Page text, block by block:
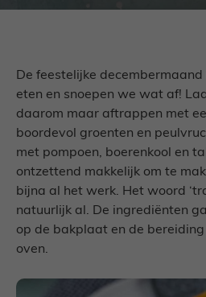
De feestelijke
eten en snoepen we wat af!
daarom maar aftrappen met
boordevol groenten en
met pompoen, boerenkool en
ontzettend makkelijk om te
bijna al het werk. Het woord
natuurlijk al. De ingrediënten
op de bakplaat en de
oven.